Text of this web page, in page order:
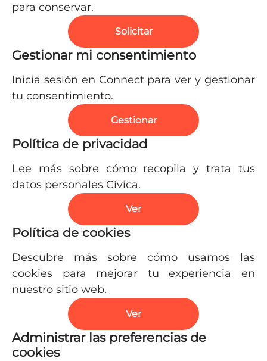
para conservar.
Solicitar
Gestionar mi consentimiento
Inicia sesión en Connect para ver y gestionar
tu consentimiento.
Gestionar
Política de privacidad
Lee más sobre cómo recopila y trata tus
datos personales Cívica.
Ver
Política de cookies
Descubre más sobre cómo usamos las
cookies para mejorar tu experiencia en
nuestro sitio web.
Ver
Administrar las preferencias de
cookies